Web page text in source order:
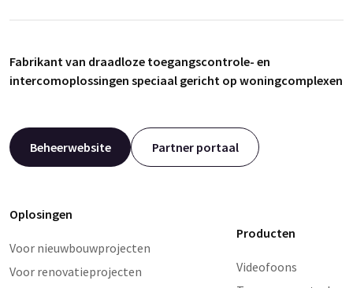
Fabrikant van draadloze toegangscontrole- en
intercomoplossingen speciaal gericht op woningcomplexen
Beheerwebsite Partner portaal
Oplosingen
Voor nieuwbouwprojecten
Voor renovatieprojecten
Producten
Videofoons